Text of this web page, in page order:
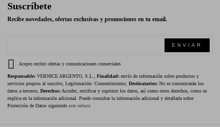
Suscríbete
Recibe novedades, ofertas exclusivas y promociones en tu email.
ENVIAR
Acepto recibir ofertas y comunicaciones comerciales
Responsable: VERNICE ARGENTO, S.L.; Finalidad: envío de información sobre productos y
servicios propios al suscrito; Legitimación: Consentimiento; Destinatarios: No se comunicarán los
datos a terceros; Derechos: Acceder, rectificar y suprimir los datos, así como otros derechos, como se
explica en la información adicional. Puede consultar la información adicional y detallada sobre
Protección de Datos siguiendo este enlace